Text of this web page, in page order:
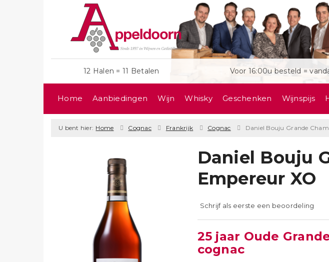
12 Halen = 11 Betalen Voor 16:00u besteld =
Home Aanbiedingen Wijn Whisky Geschenken Wijnspijs
U bent hier: Home Cognac Frankrijk Cognac Daniel Bouju Grande
Daniel Bouju
Empereur XO
Schrijf als eerste een beoordeling
25 jaar Oude
cognac